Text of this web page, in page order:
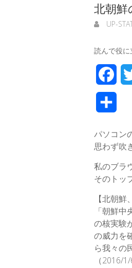
北朝鮮
UP-
読んで役に
e
o
o
k
パソコン
思わず吹
私のブラ
そのトッ
【北朝
「朝鮮
の核実験
の威力を
ら我々の
（2016/